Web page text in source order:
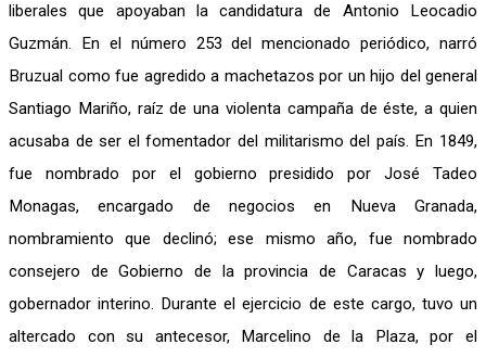
liberales que apoyaban la candidatura de Antonio Leocadio
Guzmán. En el número 253 del mencionado periódico, narró
Bruzual como fue agredido a machetazos por un hijo del general
Santiago Mariño, raíz de una violenta campaña de éste, a quien
acusaba de ser el fomentador del militarismo del país. En 1849,
fue nombrado por el gobierno presidido por José Tadeo
Monagas, encargado de negocios en Nueva Granada,
nombramiento que declinó; ese mismo año, fue nombrado
consejero de Gobierno de la provincia de Caracas y luego,
gobernador interino. Durante el ejercicio de este cargo, tuvo un
altercado con su antecesor, Marcelino de la Plaza, por el